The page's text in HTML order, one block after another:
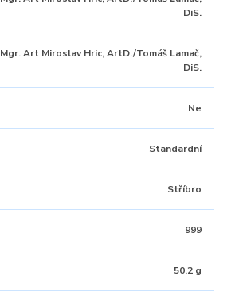
DiS.
Mgr. Art Miroslav Hric, ArtD./Tomáš Lamač,
DiS.
Ne
Standardní
Stříbro
999
50,2 g